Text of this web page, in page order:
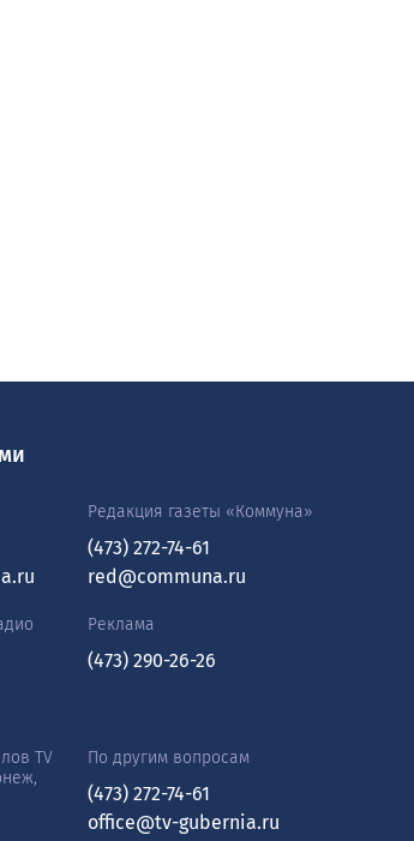
Редакция газеты «Коммуна»
(473) 272-74-61
red@communa.ru
Реклама
(473) 290-26-26
TV
По другим вопросам
(473) 272-74-61
office@tv-gubernia.ru